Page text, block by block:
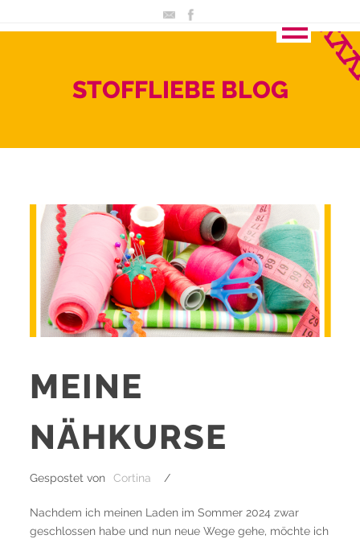
STOFFLIEBE BLOG
MEINE
NÄHKURSE
Gespostet von Cortina /
Nachdem ich meinen Laden im Sommer 2024 zwar
geschlossen habe und nun neue Wege gehe, möchte ich